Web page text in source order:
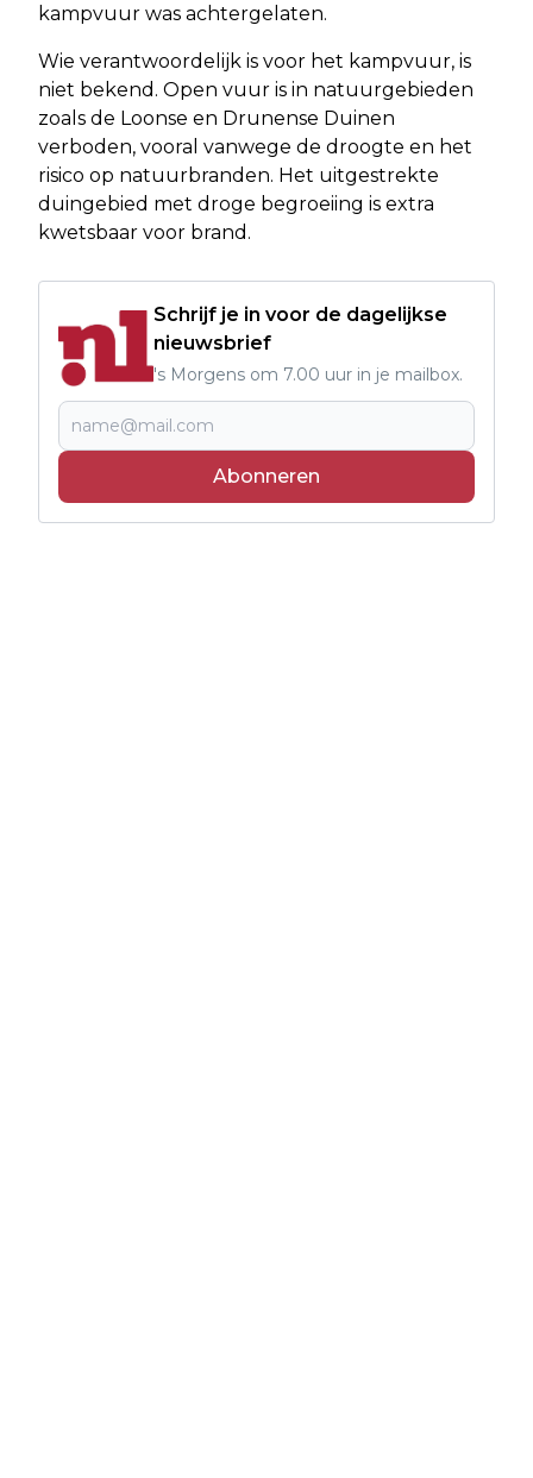
kampvuur was achtergelaten.
Wie verantwoordelijk is voor het kampvuur, is
niet bekend. Open vuur is in natuurgebieden
zoals de Loonse en Drunense Duinen
verboden, vooral vanwege de droogte en het
risico op natuurbranden. Het uitgestrekte
duingebied met droge begroeiing is extra
kwetsbaar voor brand.
Schrijf je in voor de dagelijkse
nieuwsbrief
's Morgens om 7.00 uur in je mailbox.
Abonneren